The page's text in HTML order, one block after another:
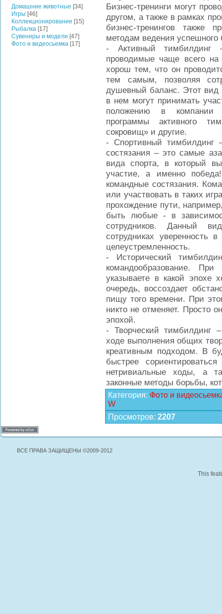
Домашние животные [34]
Игры [46]
Коллекционирование [15]
Рыбалка [17]
Сувениры и модели [47]
Фото и видеосьемка [17]
Бизнес-тренинги могут
другом, а также в рамках
бизнес-тренингов также
методам ведения
- Активный тимбилдинг
проводимые чаще всего на
хорош тем, что он
тем самым, позволяя
душевный баланс. Этот вид
в нем могут принимать
положению в компании
программы активного
сокровищ» и другие.
- Спортивный тимбилдинг
состязания – это самые
вида спорта, в который
участие, а именно
командные состязания.
или участвовать в таких
прохождение пути,
быть любые - в
сотрудников. Данный
сотрудниках уверенность
целеустремленность.
- Исторический
командообразование.
указываете в какой эпохе
очередь, воссоздает
пищу того времени. При
никто не отменяет. Просто
эпохой.
- Творческий тимбилдинг
ходе выполнения общих
креативным подходом. В
быстрее
нетривиальные ходы, а
законные методы борьбы,
Категория: Фото и
W
Просмотров: 2207
ВСЕ ПРАВА ЗАЩИЩЕНЫ ©2009-2012
This